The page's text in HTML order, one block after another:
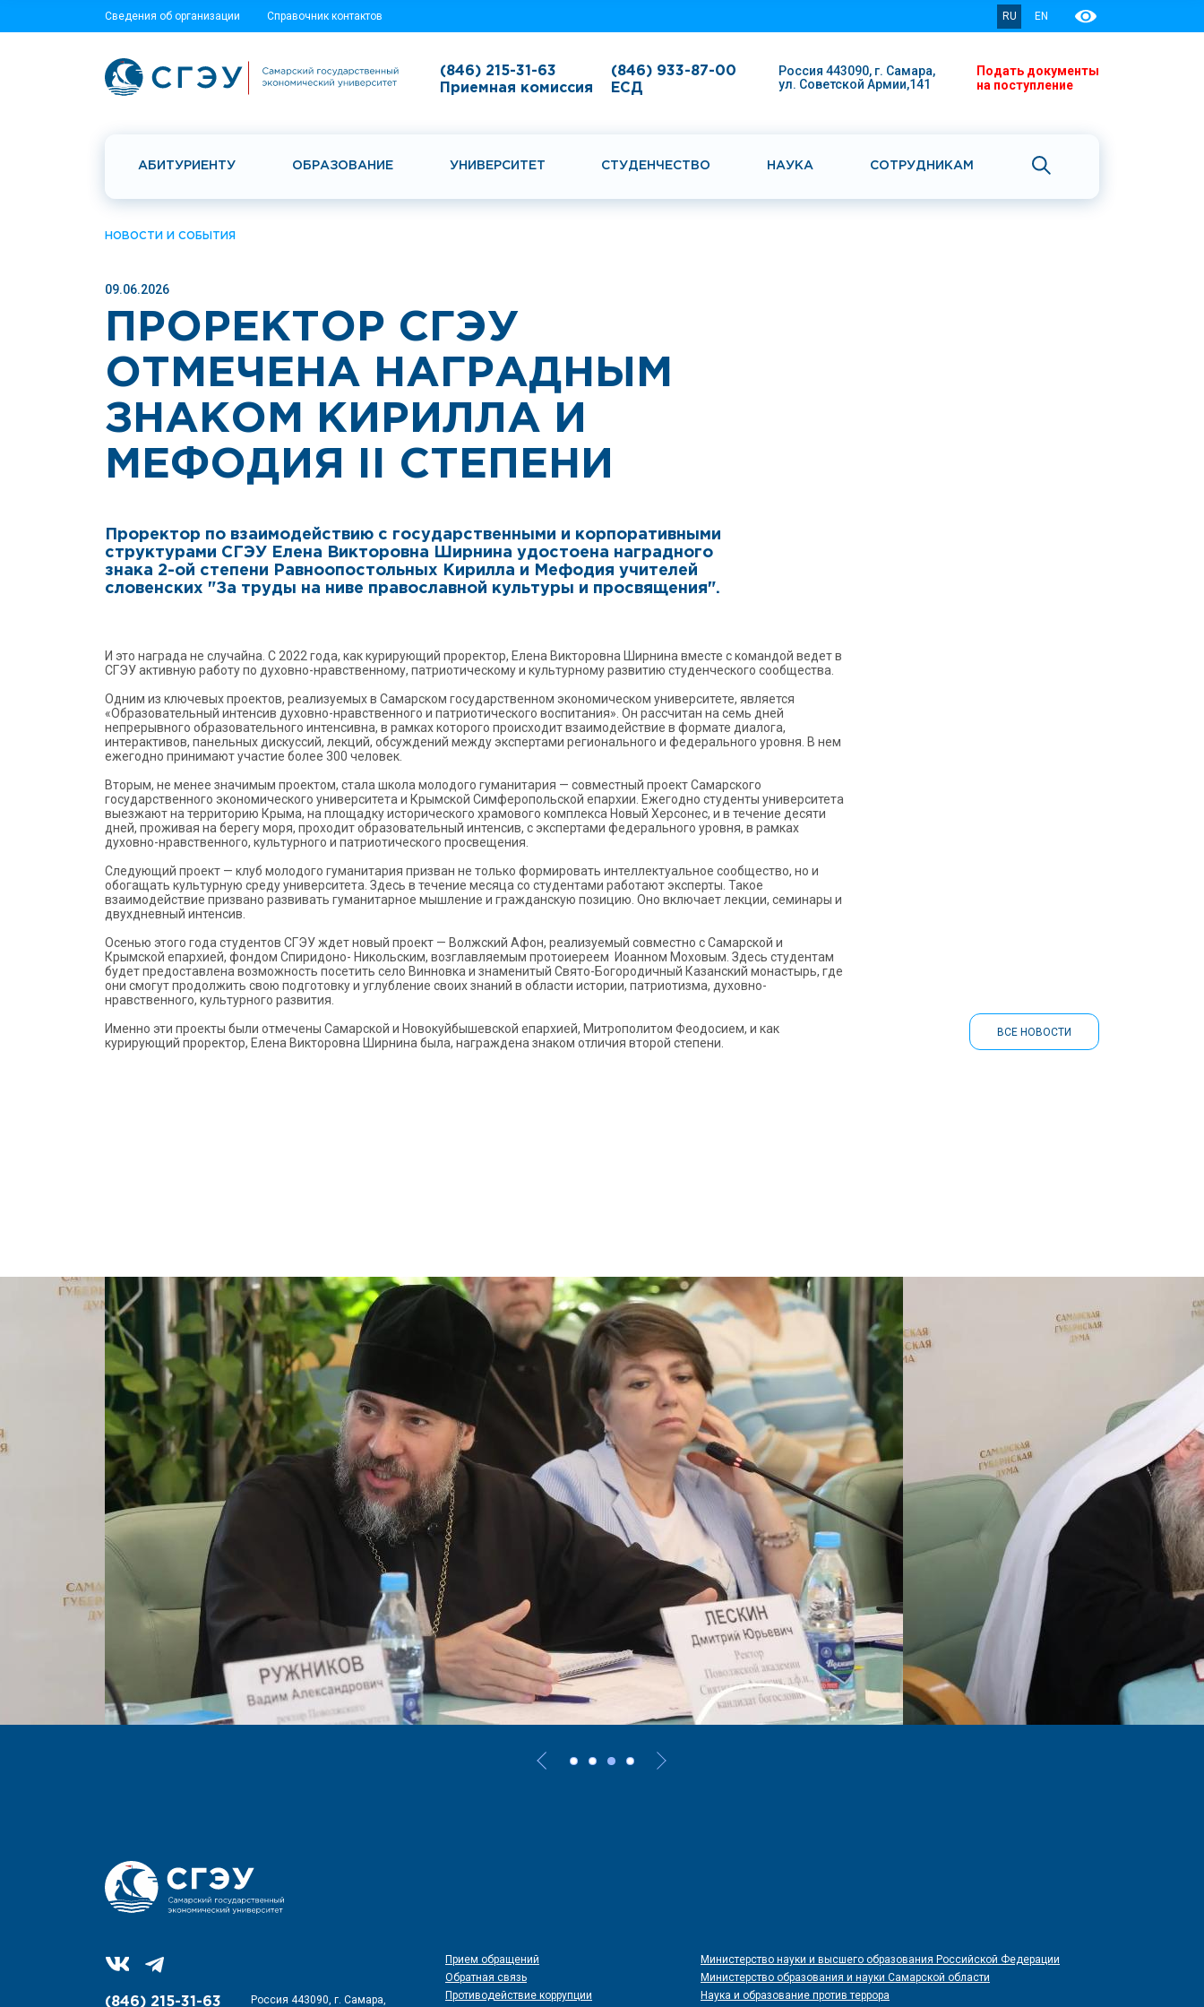
Сведения об организации Справочник контактов RU EN
(846) 215-31-63
Приемная комиссия
(846) 933-87-00
ЕСД
Россия 443090, г. Самара,
ул. Советской Армии,141
Подать документы
на поступление
АБИТУРИЕНТУ ОБРАЗОВАНИЕ УНИВЕРСИТЕТ СТУДЕНЧЕСТВО НАУКА СОТРУДНИКАМ
НОВОСТИ И СОБЫТИЯ
09.06.2026
ПРОРЕКТОР СГЭУ
ОТМЕЧЕНА НАГРАДНЫМ
ЗНАКОМ КИРИЛЛА И
МЕФОДИЯ II СТЕПЕНИ
Проректор по взаимодействию с государственными и корпоративными
структурами СГЭУ Елена Викторовна Ширнина удостоена наградного
знака 2-ой степени Равноопостольных Кирилла и Мефодия учителей
словенских "За труды на ниве православной культуры и просвящения".
И это награда не случайна. С 2022 года, как курирующий проректор, Елена Викторовна Ширнина вместе с командой ведет в
СГЭУ активную работу по духовно-нравственному, патриотическому и культурному развитию студенческого сообщества.
Одним из ключевых проектов, реализуемых в Самарском государственном экономическом университете, является
«Образовательный интенсив духовно-нравственного и патриотического воспитания». Он рассчитан на семь дней
непрерывного образовательного интенсивна, в рамках которого происходит взаимодействие в формате диалога,
интерактивов, панельных дискуссий, лекций, обсуждений между экспертами регионального и федерального уровня. В нем
ежегодно принимают участие более 300 человек.
Вторым, не менее значимым проектом, стала школа молодого гуманитария — совместный проект Самарского
государственного экономического университета и Крымской Симферопольской епархии. Ежегодно студенты университета
выезжают на территорию Крыма, на площадку исторического храмового комплекса Новый Херсонес, и в течение десяти
дней, проживая на берегу моря, проходит образовательный интенсив, с экспертами федерального уровня, в рамках
духовно-нравственного, культурного и патриотического просвещения.
Следующий проект — клуб молодого гуманитария призван не только формировать интеллектуальное сообщество, но и
обогащать культурную среду университета. Здесь в течение месяца со студентами работают эксперты. Такое
взаимодействие призвано развивать гуманитарное мышление и гражданскую позицию. Оно включает лекции, семинары и
двухдневный интенсив.
Осенью этого года студентов СГЭУ ждет новый проект — Волжский Афон, реализуемый совместно с Самарской и
Крымской епархией, фондом Спиридоно- Никольским, возглавляемым протоиереем Иоанном Моховым. Здесь студентам
будет предоставлена возможность посетить село Винновка и знаменитый Свято-Богородичный Казанский монастырь, где
они смогут продолжить свою подготовку и углубление своих знаний в области истории, патриотизма, духовно-
нравственного, культурного развития.
Именно эти проекты были отмечены Самарской и Новокуйбышевской епархией, Митрополитом Феодосием, и как
курирующий проректор, Елена Викторовна Ширнина была, награждена знаком отличия второй степени.
ВСЕ НОВОСТИ
(846) 215-31-63
Россия 443090, г. Самара,
Прием обращений
Обратная связь
Противодействие коррупции
Министерство науки и высшего образования Российской Федерации
Министерство образования и науки Самарской области
Наука и образование против террора